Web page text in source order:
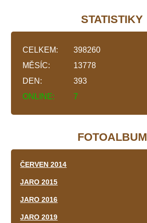
STATISTIKY
ONLINE: 7
CELKEM:
398260
MĚSÍC:
13778
DEN:
393
FOTOALBUM
ČERVEN 2014
JARO 2015
JARO 2016
JARO 2019